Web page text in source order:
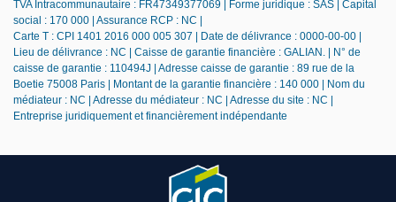
TVA Intracommunautaire : FR47349377069 | Forme juridique : SAS | Capital
social : 170 000 | Assurance RCP : NC |
Carte T : CPI 1401 2016 000 005 307 | Date de délivrance : 0000-00-00 |
Lieu de délivrance : NC | Caisse de garantie financière : GALIAN. | N° de
caisse de garantie : 110494J | Adresse caisse de garantie : 89 rue de la
Boetie 75008 Paris | Montant de la garantie financière : 140 000 | Nom du
médiateur : NC | Adresse du médiateur : NC | Adresse du site : NC |
Entreprise juridiquement et financièrement indépendante